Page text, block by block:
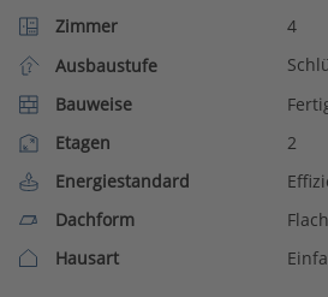
Zimmer
4
Ausbaustufe
Bauweise
Etagen
2
Energiestandard
Dachform
Hausart